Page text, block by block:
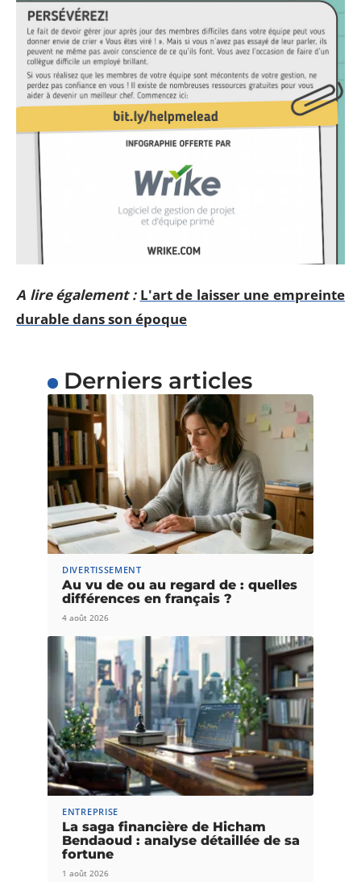
A lire également : L'art de laisser une empreinte
durable dans son époque
Derniers articles
DIVERTISSEMENT
Au vu de ou au regard de : quelles
différences en français ?
4 août 2026
ENTREPRISE
La saga financière de Hicham
Bendaoud : analyse détaillée de sa
fortune
1 août 2026